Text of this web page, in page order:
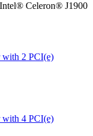
Celeron® J1900
2 PCI(e)
4 PCI(e)